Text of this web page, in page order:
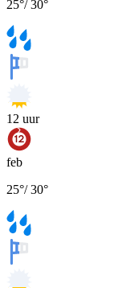
25°/30°
12 uur
feb
25°/30°